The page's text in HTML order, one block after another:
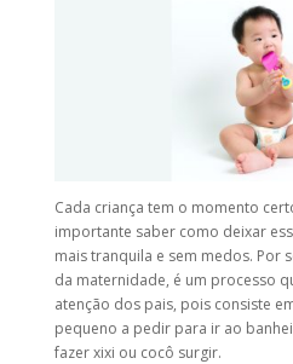
Cada criança tem o momento
importante saber como deixar
mais tranquila e sem medos. Por
da maternidade, é um processo
atenção dos pais, pois consiste
pequeno a pedir para ir ao
fazer xixi ou cocô surgir.